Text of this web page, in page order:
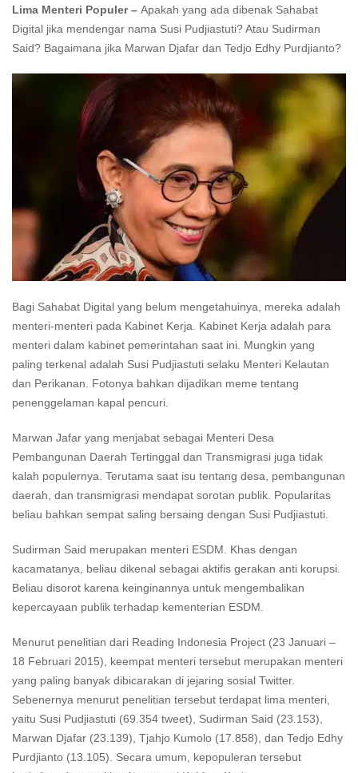
Lima Menteri Populer – Apakah yang ada dibenak Sahabat
Digital jika mendengar nama Susi Pudjiastuti? Atau Sudirman
Said? Bagaimana jika Marwan Djafar dan Tedjo Edhy Purdjianto?
Bagi Sahabat Digital yang belum mengetahuinya, mereka adalah
menteri-menteri pada Kabinet Kerja. Kabinet Kerja adalah para
menteri dalam kabinet pemerintahan saat ini. Mungkin yang
paling terkenal adalah Susi Pudjiastuti selaku Menteri Kelautan
dan Perikanan. Fotonya bahkan dijadikan meme tentang
penenggelaman kapal pencuri.
Marwan Jafar yang menjabat sebagai Menteri Desa
Pembangunan Daerah Tertinggal dan Transmigrasi juga tidak
kalah populernya. Terutama saat isu tentang desa, pembangunan
daerah, dan transmigrasi mendapat sorotan publik. Popularitas
beliau bahkan sempat saling bersaing dengan Susi Pudjiastuti.
Sudirman Said merupakan menteri ESDM. Khas dengan
kacamatanya, beliau dikenal sebagai aktifis gerakan anti korupsi.
Beliau disorot karena keinginannya untuk mengembalikan
kepercayaan publik terhadap kementerian ESDM.
Menurut penelitian dari Reading Indonesia Project (23 Januari –
18 Februari 2015), keempat menteri tersebut merupakan menteri
yang paling banyak dibicarakan di jejaring sosial Twitter.
Sebenernya menurut penelitian tersebut terdapat lima menteri,
yaitu Susi Pudjiastuti (69.354 tweet), Sudirman Said (23.153),
Marwan Djafar (23.139), Tjahjo Kumolo (17.858), dan Tedjo Edhy
Purdjianto (13.105). Secara umum, kepopuleran tersebut